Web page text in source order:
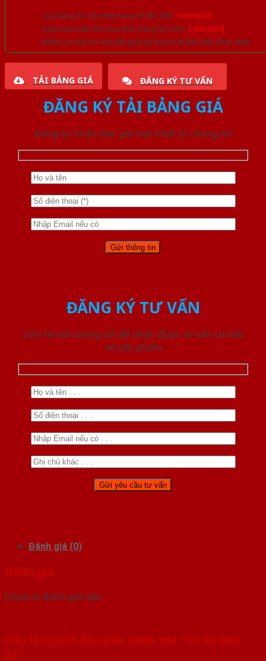
Quà tặng đồ nội thất trang trí lên đến 1.000.000đ
Giảm trực tiếp khi mua đơn hàng lớn hơn 3.000.000đ
Nhiều ưu đãi lớn khi đăng ký tài khoản thành viên thân thiết
TẢI BẢNG GIÁ ĐĂNG KÝ TƯ VẤN
ĐĂNG KÝ TẢI BẢNG GIÁ
Đăng ký nhận báo giá mới nhất từ chúng tôi
ĐĂNG KÝ TƯ VẤN
Liên hệ với chúng tôi để nhận được tư vấn chi tiết
về sản phẩm
Đánh giá (0)
Đánh giá
Chưa có đánh giá nào.
Hãy là người đầu tiên nhận xét “Tủ Kệ Bếp
22”